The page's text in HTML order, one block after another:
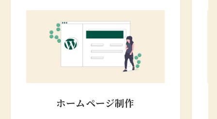
ホームページ制作